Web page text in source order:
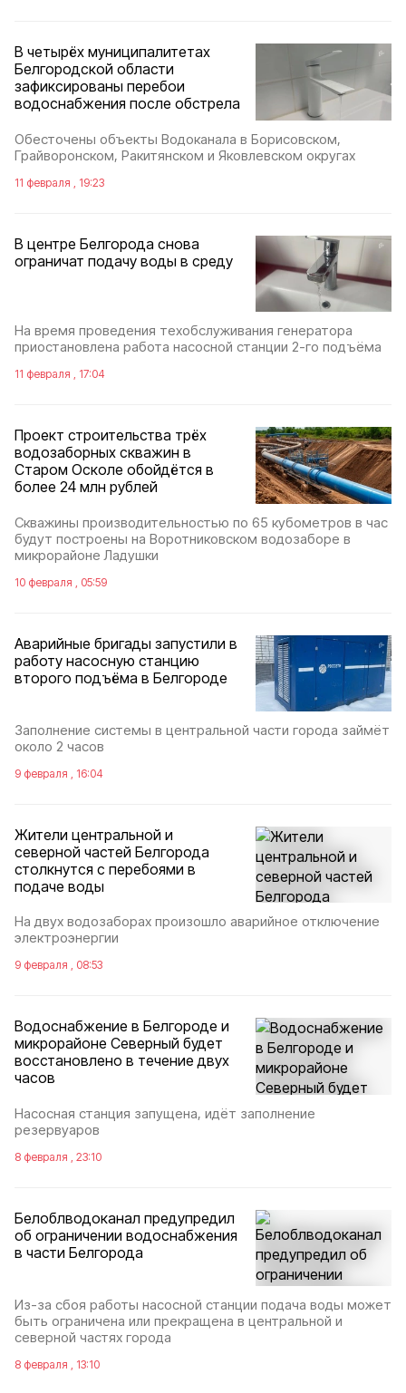
В четырёх муниципалитетах
Белгородской области
зафиксированы перебои
водоснабжения после обстрела
Обесточены объекты Водоканала в Борисовском,
Грайворонском, Ракитянском и Яковлевском округах
11 февраля , 19:23
В центре Белгорода снова
ограничат подачу воды в среду
На время проведения техобслуживания генератора
приостановлена работа насосной станции 2-го подъёма
11 февраля , 17:04
Проект строительства трёх
водозаборных скважин в
Старом Осколе обойдётся в
более 24 млн рублей
Скважины производительностью по 65 кубометров в час
будут построены на Воротниковском водозаборе в
микрорайоне Ладушки
10 февраля , 05:59
Аварийные бригады запустили в
работу насосную станцию
второго подъёма в Белгороде
Заполнение системы в центральной части города займёт
около 2 часов
9 февраля , 16:04
Жители центральной и
северной частей Белгорода
столкнутся с перебоями в
подаче воды
На двух водозаборах произошло аварийное отключение
электроэнергии
9 февраля , 08:53
Водоснабжение в Белгороде и
микрорайоне Северный будет
восстановлено в течение двух
часов
Насосная станция запущена, идёт заполнение
резервуаров
8 февраля , 23:10
Белоблводоканал предупредил
об ограничении водоснабжения
в части Белгорода
Из-за сбоя работы насосной станции подача воды может
быть ограничена или прекращена в центральной и
северной частях города
8 февраля , 13:10